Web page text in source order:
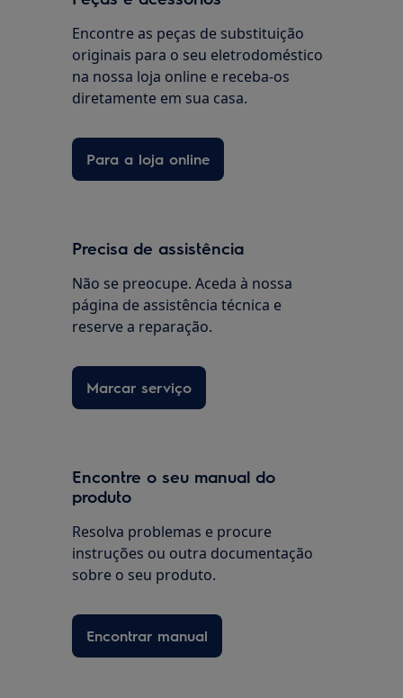
Encontre as peças de substituição
originais para o seu eletrodoméstico
na nossa loja online e receba-os
diretamente em sua casa.
Para a loja online
Precisa de assistência
Não se preocupe. Aceda à nossa
página de assistência técnica e
reserve a reparação.
Marcar serviço
Encontre o seu manual do
produto
Resolva problemas e procure
instruções ou outra documentação
sobre o seu produto.
Encontrar manual